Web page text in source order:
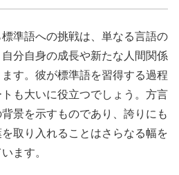
準語への挑戦は、単なる言語の
分自身の成長や新たな人間関係
す。彼が標準語を習得する過程
も大いに役立つでしょう。方言
景を示すものであり、誇りにも
取り入れることはさらなる幅を
ます。